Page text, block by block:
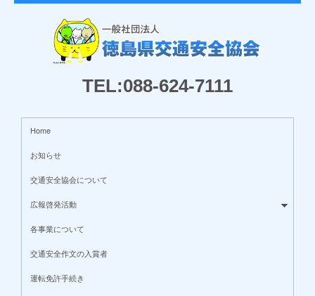
TEL:088-624-7111
Home
お知らせ
交通安全協会について
広報啓発活動
各事業について
交通安全作文の入賞者
運転免許手続き